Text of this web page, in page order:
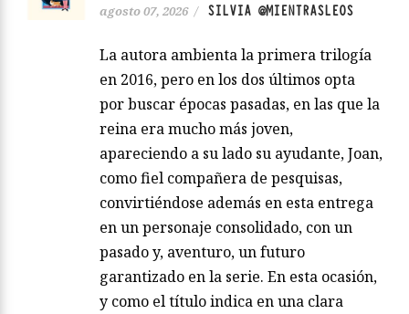
agosto 07, 2026 / SILVIA @MIENTRASLEOS
La autora ambienta la primera trilogía
en 2016, pero en los dos últimos opta
por buscar épocas pasadas, en las que la
reina era mucho más joven,
apareciendo a su lado su ayudante, Joan,
como fiel compañera de pesquisas,
convirtiéndose además en esta entrega
en un personaje consolidado, con un
pasado y, aventuro, un futuro
garantizado en la serie. En esta ocasión,
y como el título indica en una clara